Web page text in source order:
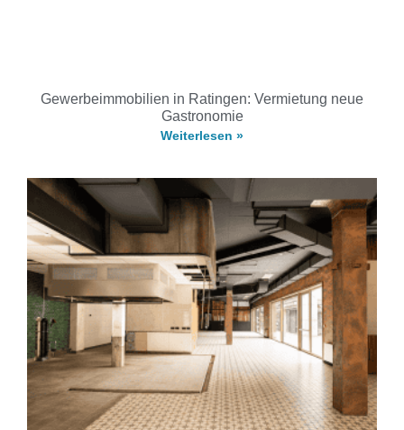
Gewerbeimmobilien in Ratingen: Vermietung neue
Gastronomie
Weiterlesen »